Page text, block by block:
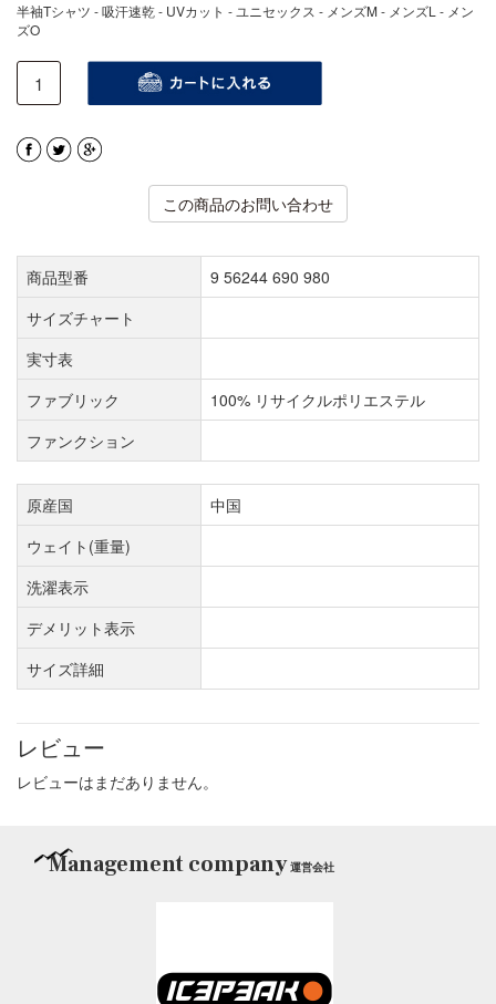
半袖Tシャツ - 吸汗速乾 - UVカット - ユニセックス - メンズM - メンズL - メン
ズO
この商品のお問い合わせ
商品型番
9 56244 690 980
サイズチャート
実寸表
ファブリック
100% リサイクルポリエステル
ファンクション
原産国
中国
ウェイト(重量)
洗濯表示
デメリット表示
サイズ詳細
レビュー
レビューはまだありません。
Management company運営会社